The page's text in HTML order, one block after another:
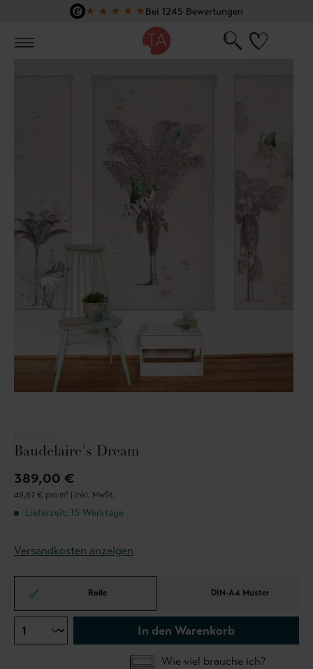
Zum Hauptinhalt springen
★ ★ ★ ★ ★Bei 1245 Bewertungen
Baudelaire's Dream
389,00 €
49,87 € pro m² | inkl. MwSt.
Lieferzeit: 15 Werktage
Versandkosten anzeigen
Rolle DIN-A4 Muster
In den Warenkorb
Wie viel brauche ich?